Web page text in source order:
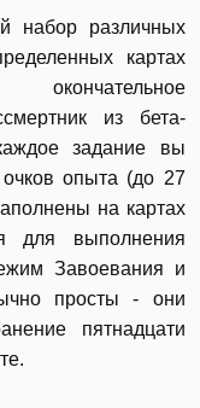
набор различных
картах
из бета-
задание вы
опыта (до 27
на картах
для выполнения
Завоевания и
просты - они
пятнадцати